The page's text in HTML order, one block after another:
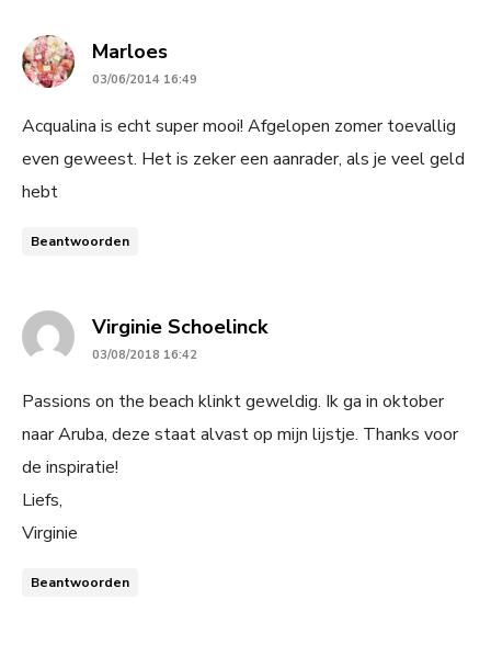
Marloessays:
03/06/2014 16:49
Acqualina is echt super mooi! Afgelopen zomer toevallig
even geweest. Het is zeker een aanrader, als je veel geld
hebt
Beantwoorden
Virginie Schoelincksays:
03/08/2018 16:42
Passions on the beach klinkt geweldig. Ik ga in oktober
naar Aruba, deze staat alvast op mijn lijstje. Thanks voor
de inspiratie!
Liefs,
Virginie
Beantwoorden